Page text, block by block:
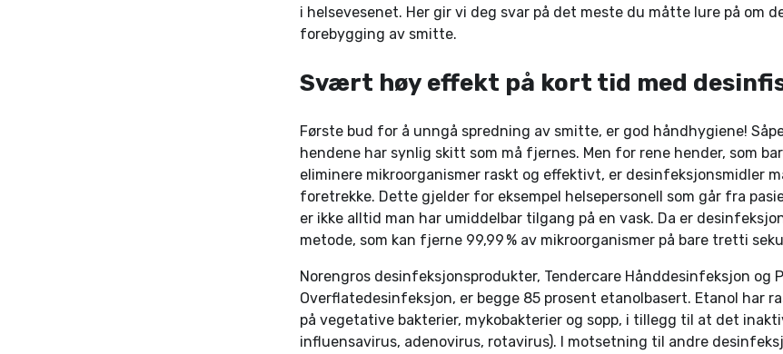
i helsevesenet. Her gir vi deg svar på det meste du måtte lure på om
forebygging av smitte.
Svært høy effekt på kort tid med
Første bud for å unngå spredning av smitte, er god håndhygiene!
hendene har synlig skitt som må fjernes. Men for rene hender, som
eliminere mikroorganismer raskt og effektivt, er desinfeksjonsmidler
foretrekke. Dette gjelder for eksempel helsepersonell som går fra
er ikke alltid man har umiddelbar tilgang på en vask. Da er
metode, som kan fjerne 99,99 % av mikroorganismer på bare tretti
Norengros desinfeksjonsprodukter, Tendercare Hånddesinfeksjon og
Overflatedesinfeksjon, er begge 85 prosent etanolbasert. Etanol har
på vegetative bakterier, mykobakterier og sopp, i tillegg til at det
influensavirus, adenovirus, rotavirus). I motsetning til andre